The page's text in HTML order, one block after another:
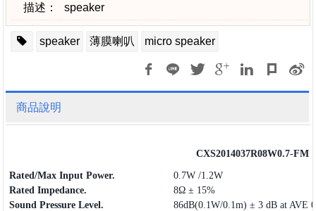
描述： speaker
speaker 薄膜喇叭 micro speaker
商品說明
CXS2014037R08W0.7-FM
Rated/Max Input Power.
0.7W /1.2W
Rated Impedance.
8Ω ± 15%
Sound Pressure Level.
86dB(0.1W/0.1m) ± 3 dB at AVE